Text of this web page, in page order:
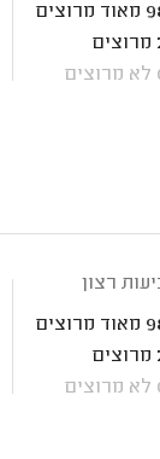
מאוד מרוצים
מרוצים
לא מרוצים
רצון
מאוד מרוצים
מרוצים
לא מרוצים